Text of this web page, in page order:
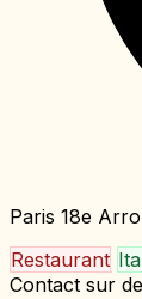
Paris 18e
Restaurant
Contact sur